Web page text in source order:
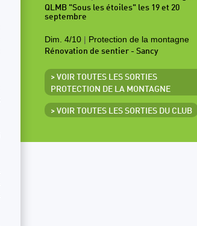
QLMB "Sous les étoiles" les 19 et 20
septembre
Dim. 4/10 | Protection de la montagne
Rénovation de sentier - Sancy
> VOIR TOUTES LES SORTIES
PROTECTION DE LA MONTAGNE
> VOIR TOUTES LES SORTIES DU CLUB